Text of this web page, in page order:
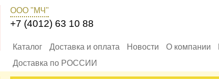
ООО "МЧ"
+7 (4012) 63 10 88
Каталог Доставка и оплата Новости О компании
Доставка по РОССИИ